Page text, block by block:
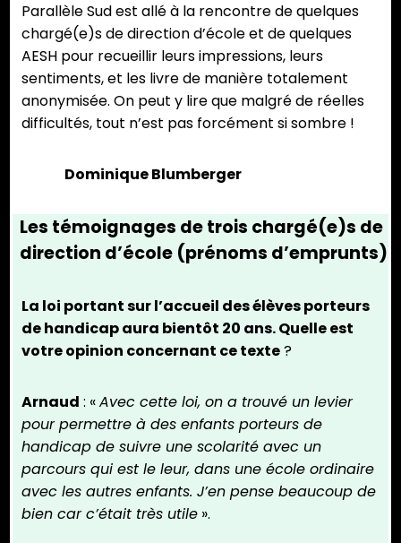
Parallèle Sud est allé à la rencontre de quelques
chargé(e)s de direction d’école et de quelques
AESH pour recueillir leurs impressions, leurs
sentiments, et les livre de manière totalement
anonymisée. On peut y lire que malgré de réelles
difficultés, tout n’est pas forcément si sombre !
Dominique Blumberger
Les témoignages de trois chargé(e)s de
direction d’école (prénoms d’emprunts)
La loi portant sur l’accueil des élèves porteurs
de handicap aura bientôt 20 ans. Quelle est
votre opinion concernant ce texte?
Arnaud : «Avec cette loi, on a trouvé un levier
pour permettre à des enfants porteurs de
handicap de suivre une scolarité avec un
parcours qui est le leur, dans une école ordinaire
avec les autres enfants. J’en pense beaucoup de
bien car c’était très utile ».